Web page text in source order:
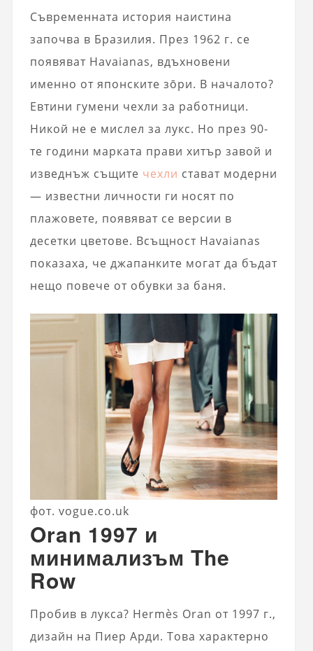
Съвременната история наистина
започва в Бразилия. През 1962 г. се
появяват Havaianas, вдъхновени
именно от японските зōри. В началото?
Евтини гумени чехли за работници.
Никой не е мислел за лукс. Но през 90-
те години марката прави хитър завой и
изведнъж същите чехли стават модерни
— известни личности ги носят по
плажовете, появяват се версии в
десетки цветове. Всъщност Havaianas
показаха, че джапанките могат да бъдат
нещо повече от обувки за баня.
фот. vogue.co.uk
Oran 1997 и
минимализъм The
Row
Пробив в лукса? Hermès Oran от 1997 г.,
дизайн на Пиер Арди. Това характерно